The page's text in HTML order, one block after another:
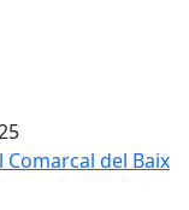
del Baix